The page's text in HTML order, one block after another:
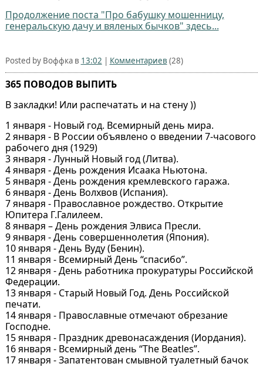
Продолжение поста "Про бабушку мошенницу,
генеральскую дачу и вяленых бычков" здесь...
Posted by Воффка в 13:02 | Комментариев (28)
365 ПОВОДОВ ВЫПИТЬ
В закладки! Или распечатать и на стену ))
1 января - Новый год. Всемирный день мира.
2 января - В России объявлено о введении 7-часового
рабочего дня (1929)
3 января - Лунный Новый год (Литва).
4 января - День рождения Исаака Ньютона.
5 января - День рождения кремлевского гаража.
6 января - День Волхвов (Испания).
7 января - Православное рождество. Открытие
Юпитера Г.Галилеем.
8 января – День рождения Элвиса Пресли.
9 января - День совершеннолетия (Япония).
10 января - День Вуду (Бенин).
11 января - Всемирный День “спасибо”.
12 января - День работника прокуратуры Российской
Федерации.
13 января - Старый Новый Год. День Российской
печати.
14 января - Православные отмечают обрезание
Господне.
15 января - Праздник древонасаждения (Иордания).
16 января - Всемирный день “The Beatles”.
17 января - Запатентован смывной туалетный бачок